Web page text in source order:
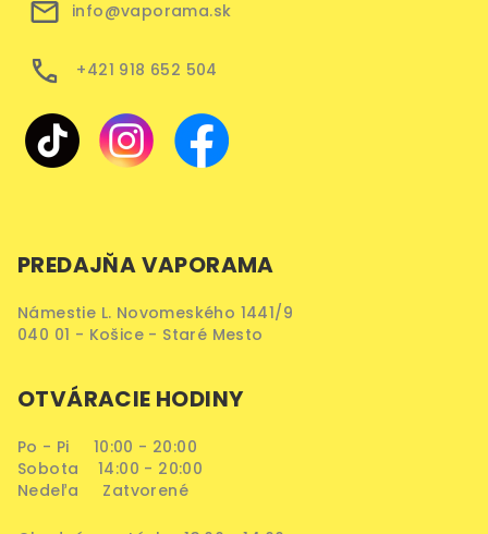
info@vaporama.sk
+421 918 652 504
PREDAJŇA VAPORAMA
Námestie L. Novomeského 1441/9
040 01 - Košice - Staré Mesto
OTVÁRACIE HODINY
Po - Pi 10:00 - 20:00
Sobota 14:00 - 20:00
Nedeľa Zatvorené